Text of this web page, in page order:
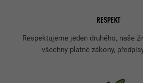
RESPEKT
Respektujeme jeden druhého, naše
všechny platné zákony,